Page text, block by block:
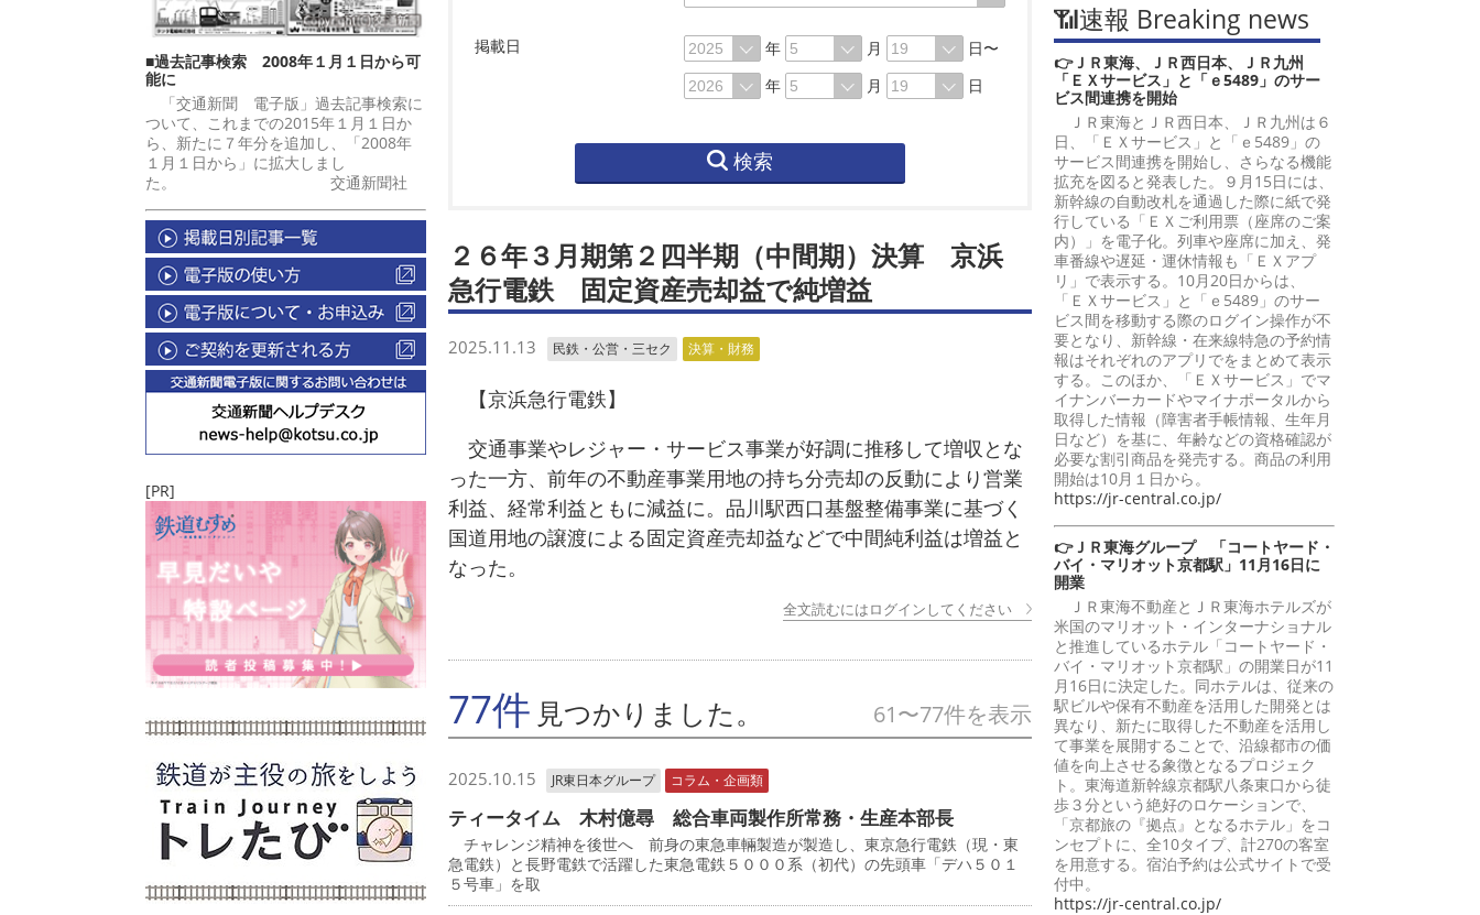
■過去記事検索 2008年１月１日から可
能に
「交通新聞 電子版」過去記事検索に
ついて、これまでの2015年１月１日か
ら、新たに７年分を追加し、「2008年
１月１日から」に拡大しまし
た。 交通新聞社
[PR]
掲載日 年 月
日〜
年
月 日
検索
２６年３月期第２四半期（中間期）決算 京浜
急行電鉄 固定資産売却益で純増益
2025.11.13 民鉄・公営・三セク 決算・財務
【京浜急行電鉄】
交通事業やレジャー・サービス事業が好調に推移して増収とな
った一方、前年の不動産事業用地の持ち分売却の反動により営業
利益、経常利益ともに減益に。品川駅西口基盤整備事業に基づく
国道用地の譲渡による固定資産売却益などで中間純利益は増益と
なった。
全文読むにはログインしてください
77件 見つかりました。 61〜77件を表示
2025.10.15 JR東日本グループ コラム・企画類
ティータイム 木村億尋 総合車両製作所常務・生産本部長
チャレンジ精神を後世へ 前身の東急車輛製造が製造し、東京急行電鉄（現・東
急電鉄）と長野電鉄で活躍した東急電鉄５０００系（初代）の先頭車「デハ５０１
５号車」を取
📶速報 Breaking news
👉ＪＲ東海、ＪＲ西日本、ＪＲ九州
「ＥＸサービス」と「ｅ5489」のサー
ビス間連携を開始
ＪＲ東海とＪＲ西日本、ＪＲ九州は６
日、「ＥＸサービス」と「ｅ5489」の
サービス間連携を開始し、さらなる機能
拡充を図ると発表した。９月15日には、
新幹線の自動改札を通過した際に紙で発
行している「ＥＸご利用票（座席のご案
内）」を電子化。列車や座席に加え、発
車番線や遅延・運休情報も「ＥＸアプ
リ」で表示する。10月20日からは、
「ＥＸサービス」と「ｅ5489」のサー
ビス間を移動する際のログイン操作が不
要となり、新幹線・在来線特急の予約情
報はそれぞれのアプリでをまとめて表示
する。このほか、「ＥＸサービス」でマ
イナンバーカードやマイナポータルから
取得した情報（障害者手帳情報、生年月
日など）を基に、年齢などの資格確認が
必要な割引商品を発売する。商品の利用
開始は10月１日から。
https://jr-central.co.jp/
👉ＪＲ東海グループ 「コートヤード・
バイ・マリオット京都駅」11月16日に
開業
ＪＲ東海不動産とＪＲ東海ホテルズが
米国のマリオット・インターナショナル
と推進しているホテル「コートヤード・
バイ・マリオット京都駅」の開業日が11
月16日に決定した。同ホテルは、従来の
駅ビルや保有不動産を活用した開発とは
異なり、新たに取得した不動産を活用し
て事業を展開することで、沿線都市の価
値を向上させる象徴となるプロジェク
ト。東海道新幹線京都駅八条東口から徒
歩３分という絶好のロケーションで、
「京都旅の『拠点』となるホテル」をコ
ンセプトに、全10タイプ、計270の客室
を用意する。宿泊予約は公式サイトで受
付中。
https://jr-central.co.jp/